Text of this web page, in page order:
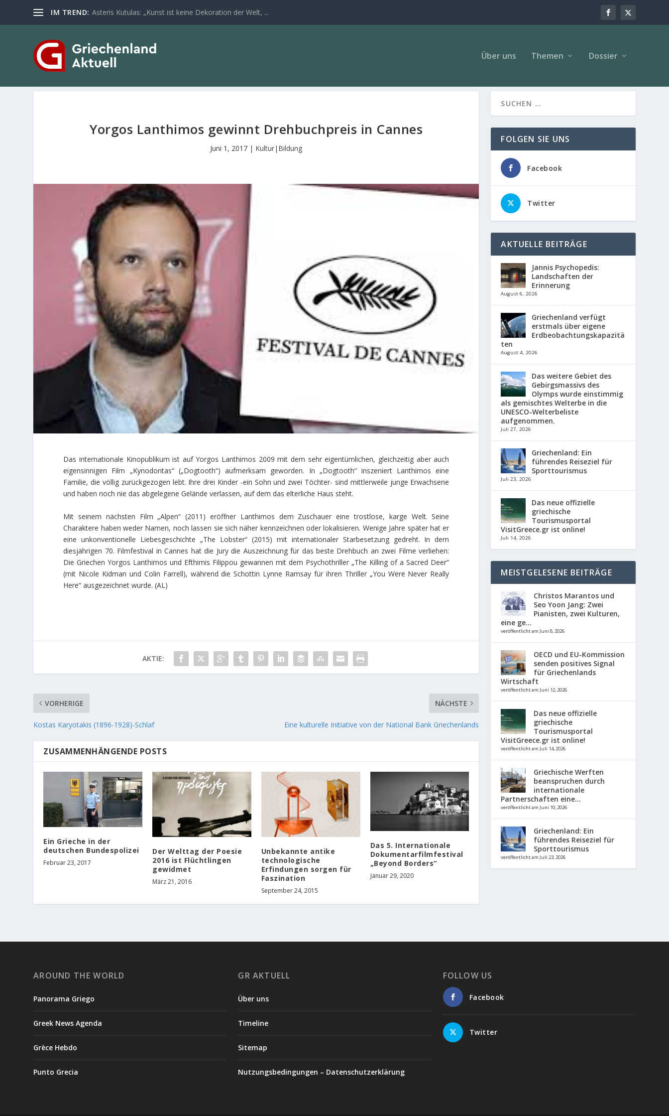
IM TREND: Asteris Kutulas: „Kunst ist keine Dekoration der Welt, ...
Über uns Themen Dossier
Yorgos Lanthimos gewinnt Drehbuchpreis in Cannes
Juni 1, 2017 | Kultur|Bildung
Das internationale Kinopublikum ist auf Yorgos Lanthimos 2009 mit dem sehr eigentümlichen, gleichzeitig aber auch
eigensinnigen Film „Kynodontas“ („Dogtooth“) aufmerksam geworden. In „Dogtooth“ inszeniert Lanthimos eine
Familie, die völlig zurückgezogen lebt. Ihre drei Kinder -ein Sohn und zwei Töchter- sind mittlerweile junge Erwachsene
und haben noch nie das abgelegene Gelände verlassen, auf dem das elterliche Haus steht.
Mit seinem nächsten Film „Alpen“ (2011) eröffner Lanthimos dem Zuschauer eine trostlose, karge Welt. Seine
Charaktere haben weder Namen, noch lassen sie sich näher kennzeichnen oder lokalisieren. Wenige Jahre später hat er
eine unkonventionelle Liebesgeschichte „The Lobster“ (2015) mit internationaler Starbesetzung gedreht. In dem
diesjährigen 70. Filmfestival in Cannes hat die Jury die Auszeichnung für das beste Drehbuch an zwei Filme verliehen:
Die Griechen Yorgos Lanthimos und Efthimis Filippou gewannen mit dem Psychothriller „The Killing of a Sacred Deer“
(mit Nicole Kidman und Colin Farrell), während die Schottin Lynne Ramsay für ihren Thriller „You Were Never Really
Here“ ausgezeichnet wurde. (AL)
AKTIE:
VORHERIGE
Kostas Karyotakis (1896-1928)-Schlaf
NÄCHSTE
Eine kulturelle Initiative von der National Bank Griechenlands
ZUSAMMENHÄNGENDE POSTS
Ein Grieche in der
deutschen Bundespolizei
Februar 23, 2017
Der Welttag der Poesie
2016 ist Flüchtlingen
gewidmet
März 21, 2016
Unbekannte antike
technologische
Erfindungen sorgen für
Faszination
September 24, 2015
Das 5. Internationale
Dokumentarfilmfestival
„Beyond Borders“
Januar 29, 2020
FOLGEN SIE UNS
Facebook
Twitter
AKTUELLE BEITRÄGE
Jannis Psychopedis:
Landschaften der
Erinnerung
August 6, 2026
Griechenland verfügt
erstmals über eigene
Erdbeobachtungskapazitä
ten
August 4, 2026
Das weitere Gebiet des
Gebirgsmassivs des
Olymps wurde einstimmig
als gemischtes Welterbe in die
UNESCO-Welterbeliste
aufgenommen.
Juli 27, 2026
Griechenland: Ein
führendes Reiseziel für
Sporttourismus
Juli 23, 2026
Das neue offizielle
griechische
Tourismusportal
VisitGreece.gr ist online!
Juli 14, 2026
MEISTGELESENE BEITRÄGE
Christos Marantos und
Seo Yoon Jang: Zwei
Pianisten, zwei Kulturen,
eine ge...
veröffentlicht am Juni 8, 2026
OECD und EU-Kommission
senden positives Signal
für Griechenlands
Wirtschaft
veröffentlicht am Juni 12, 2026
Das neue offizielle
griechische
Tourismusportal
VisitGreece.gr ist online!
veröffentlicht am Juli 14, 2026
Griechische Werften
beanspruchen durch
internationale
Partnerschaften eine...
veröffentlicht am Juni 10, 2026
Griechenland: Ein
führendes Reiseziel für
Sporttourismus
veröffentlicht am Juli 23, 2026
AROUND THE WORLD
Panorama Griego
Greek News Agenda
Grèce Hebdo
Punto Grecia
GR AKTUELL
Über uns
Timeline
Sitemap
Nutzungsbedingungen – Datenschutzerklärung
FOLLOW US
Facebook
Twitter